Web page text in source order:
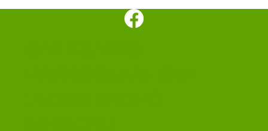
Los cinco minutos del Espíritu